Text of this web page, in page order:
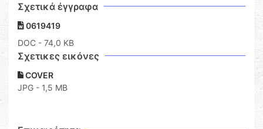
Σχετικά έγγραφα
0619419
DOC - 74,0 KB
Σχετικες εικόνες
COVER
JPG - 1,5 MB